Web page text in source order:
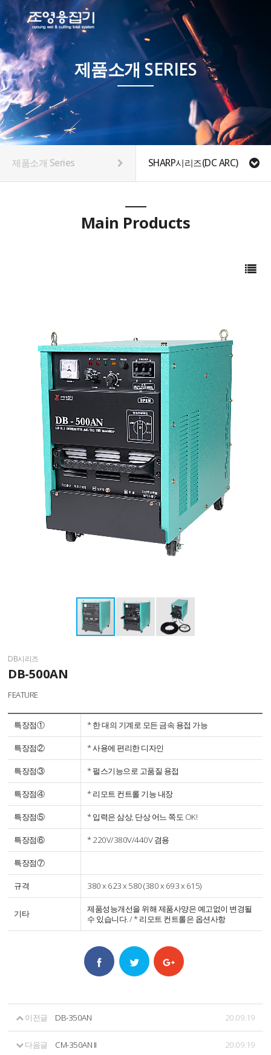
제품소개 SERIES
제품소개 Series SHARP시리즈(DC ARC)
Main Products
DB시리즈
DB-500AN
FEATURE
특장점① * 한 대의 기계로 모든 금속 용접 가능
특장점② * 사용에 편리한 디자인
특장점③ * 펄스기능으로 고품질 용접
특장점④ * 리모트 컨트롤 기능 내장
특장점⑤ * 입력은 삼상, 단상 어느 쪽도 OK!
특장점⑥ * 220V/380V/440V 겸용
특장점⑦
규격 380 x 623 x 580 (380 x 693 x 615)
기타
제품성능개선을 위해 제품사양은 예고없이 변경될
수 있습니다. / * 리모트 컨트롤은 옵션사항
이전글 DB-350AN 20.09.19
다음글 CM-350AN II 20.09.19